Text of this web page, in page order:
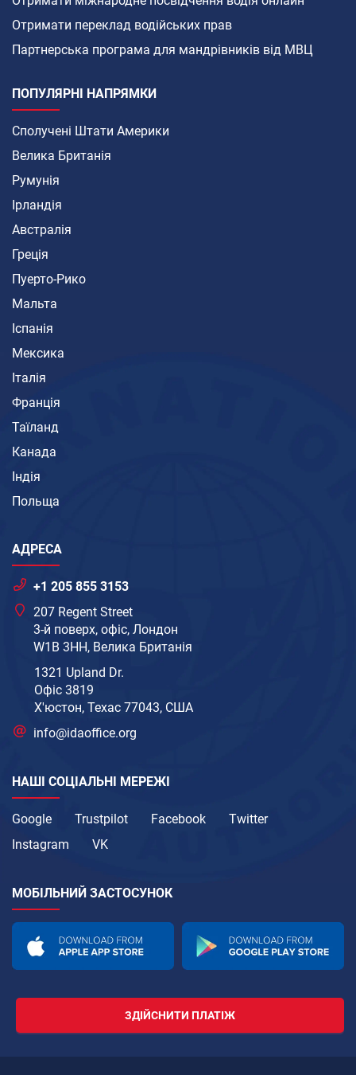
Отримати переклад водійських прав
Партнерська програма для мандрівників від МВЦ
ПОПУЛЯРНІ НАПРЯМКИ
Сполучені Штати Америки
Велика Британія
Румунія
Ірландія
Австралія
Греція
Пуерто-Рико
Мальта
Іспанія
Мексика
Італія
Франція
Таїланд
Канада
Індія
Польща
АДРЕСА
+1 205 855 3153
207 Regent Street
3-й поверх, офіс, Лондон
W1B 3HH, Велика Британія
1321 Upland Dr.
Офіс 3819
Х'юстон, Техас 77043, США
info@idaoffice.org
НАШІ СОЦІАЛЬНІ МЕРЕЖІ
Google Trustpilot Facebook
Twitter
Instagram
VK
МОБІЛЬНИЙ ЗАСТОСУНОК
ЗДІЙСНИТИ ПЛАТІЖ